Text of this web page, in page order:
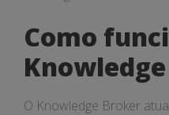
Como
O Knowledge Broker